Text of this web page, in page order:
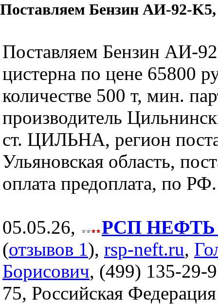
Поставляем Бензин АИ-92-K5,
Поставляем Бензин АИ-
цистерна по цене 65800
количестве 500 т, мин.
производитель
ст. ЦИЛЬНА, регион
Ульяновская область,
оплата предоплата, по РФ.
05.05.26,
РСП НЕФТЬ
(отзывов 1), rsp-neft.ru,
Борисович, (499) 135-29-
75, Российская Федерация